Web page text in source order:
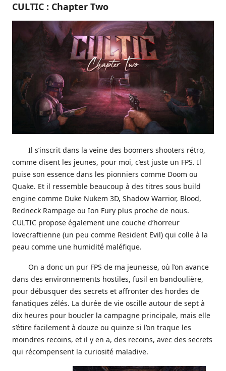
CULTIC : Chapter Two
Il s’inscrit dans la veine des boomers shooters rétro,
comme disent les jeunes, pour moi, c’est juste un FPS. Il
puise son essence dans les pionniers comme Doom ou
Quake. Et il ressemble beaucoup à des titres sous build
engine comme Duke Nukem 3D, Shadow Warrior, Blood,
Redneck Rampage ou Ion Fury plus proche de nous.
CULTIC propose également une couche d’horreur
lovecraftienne (un peu comme Resident Evil) qui colle à la
peau comme une humidité maléfique.
On a donc un pur FPS de ma jeunesse, où l’on avance
dans des environnements hostiles, fusil en bandoulière,
pour débusquer des secrets et affronter des hordes de
fanatiques zélés. La durée de vie oscille autour de sept à
dix heures pour boucler la campagne principale, mais elle
s’étire facilement à douze ou quinze si l’on traque les
moindres recoins, et il y en a, des recoins, avec des secrets
qui récompensent la curiosité maladive.